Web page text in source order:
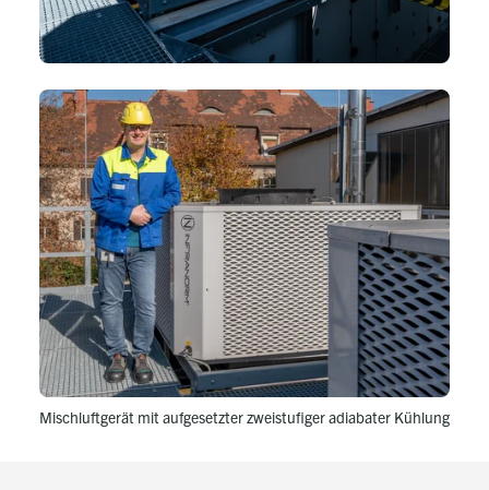
Mischluftgerät mit aufgesetzter zweistufiger adiabater Kühlung